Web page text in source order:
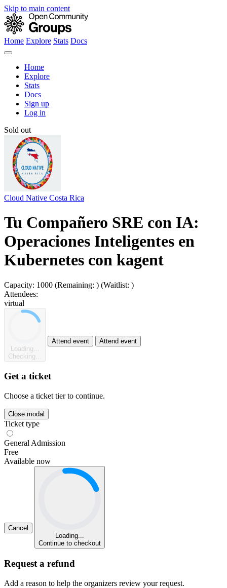
Skip to main content
Home Explore Stats Docs
Home
Explore
Stats
Docs
Sign up
Log in
Sold out
Cloud Native Costa Rica
Tu Compañero SRE con IA:
Operaciones Inteligentes en
Kubernetes con kagent
Capacity: 1000 (Remaining: ) (Waitlist: )
Attendees:
virtual
Loading...
Checking...
Attend event Attend event
Get a ticket
Choose a ticket tier to continue.
Close modal
Ticket type
General Admission
Free
Available now
Cancel
Loading...
Continue to checkout
Request a refund
Add a reason to help the organizers review your request.